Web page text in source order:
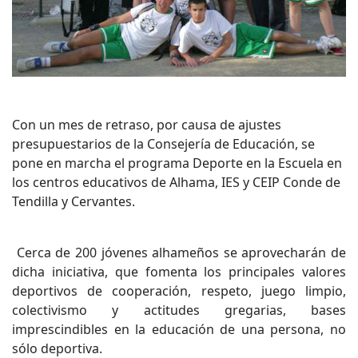
Con un mes de retraso, por causa de ajustes
presupuestarios de la Consejería de Educación, se
pone en marcha el programa Deporte en la Escuela en
los centros educativos de Alhama, IES y CEIP Conde de
Tendilla y Cervantes.
Cerca de 200 jóvenes alhameños se aprovecharán de
dicha iniciativa, que fomenta los principales valores
deportivos de cooperación, respeto, juego limpio,
colectivismo y actitudes gregarias, bases
imprescindibles en la educación de una persona, no
sólo deportiva.